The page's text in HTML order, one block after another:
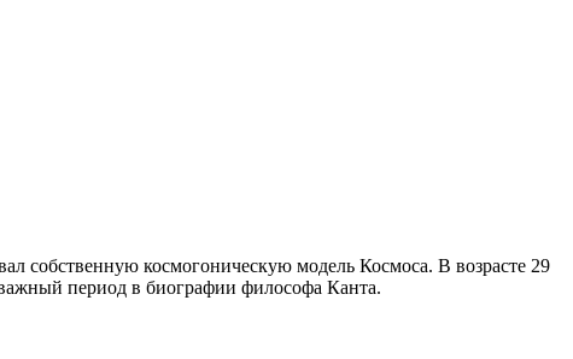
собственную космогоническую модель Космоса. В возрасте 29
период в биографии философа Канта.